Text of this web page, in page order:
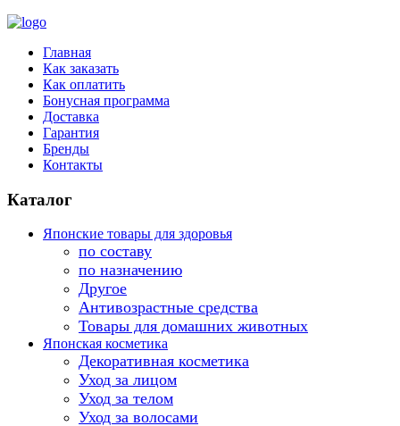
Главная
Как заказать
Как оплатить
Бонусная программа
Доставка
Гарантия
Бренды
Контакты
Каталог
Японские товары для здоровья
по составу
по назначению
Другое
Антивозрастные средства
Товары для домашних животных
Японская косметика
Декоративная косметика
Уход за лицом
Уход за телом
Уход за волосами